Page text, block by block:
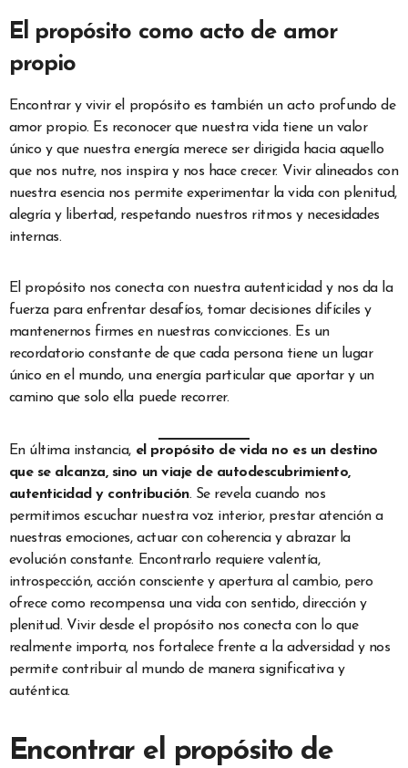
El propósito como acto de amor
propio
Encontrar y vivir el propósito es también un acto profundo de
amor propio. Es reconocer que nuestra vida tiene un valor
único y que nuestra energía merece ser dirigida hacia aquello
que nos nutre, nos inspira y nos hace crecer. Vivir alineados con
nuestra esencia nos permite experimentar la vida con plenitud,
alegría y libertad, respetando nuestros ritmos y necesidades
internas.
El propósito nos conecta con nuestra autenticidad y nos da la
fuerza para enfrentar desafíos, tomar decisiones difíciles y
mantenernos firmes en nuestras convicciones. Es un
recordatorio constante de que cada persona tiene un lugar
único en el mundo, una energía particular que aportar y un
camino que solo ella puede recorrer.
En última instancia, el propósito de vida no es un destino
que se alcanza, sino un viaje de autodescubrimiento,
autenticidad y contribución. Se revela cuando nos
permitimos escuchar nuestra voz interior, prestar atención a
nuestras emociones, actuar con coherencia y abrazar la
evolución constante. Encontrarlo requiere valentía,
introspección, acción consciente y apertura al cambio, pero
ofrece como recompensa una vida con sentido, dirección y
plenitud. Vivir desde el propósito nos conecta con lo que
realmente importa, nos fortalece frente a la adversidad y nos
permite contribuir al mundo de manera significativa y
auténtica.
Encontrar el propósito de